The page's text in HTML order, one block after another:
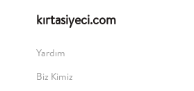
kırtasiyeci.com
Yardım
Biz Kimiz